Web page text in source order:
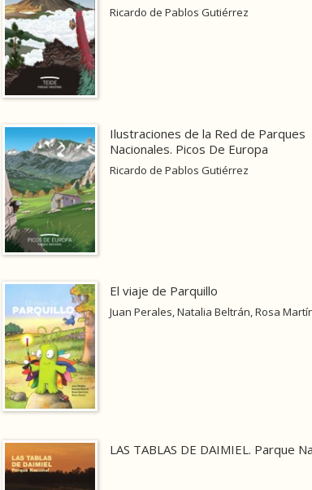
Ricardo de Pablos Gutiérrez
Ilustraciones de la Red de Parques
Nacionales. Picos De Europa
Ricardo de Pablos Gutiérrez
El viaje de Parquillo
Juan Perales, Natalia Beltrán, Rosa
LAS TABLAS DE DAIMIEL. Parque